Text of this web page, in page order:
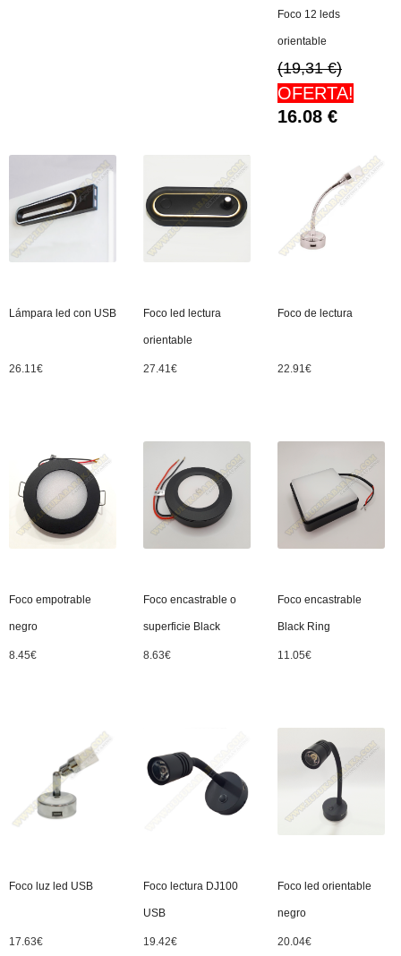
Foco 12 leds
orientable
(19,31 €)
OFERTA!
16.08 €
Lámpara led con USB
26.11€
Foco led lectura
orientable
27.41€
Foco de lectura
22.91€
Foco empotrable
negro
8.45€
Foco encastrable o
superficie Black
8.63€
Foco encastrable
Black Ring
11.05€
Foco luz led USB
17.63€
Foco lectura DJ100
USB
19.42€
Foco led orientable
negro
20.04€